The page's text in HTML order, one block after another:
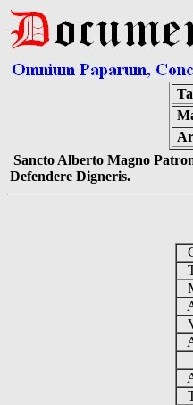
Sancto Alberto Magno
Defendere Digneris.